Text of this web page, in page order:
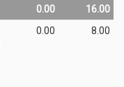
0.00
16.00
0.00 8.00